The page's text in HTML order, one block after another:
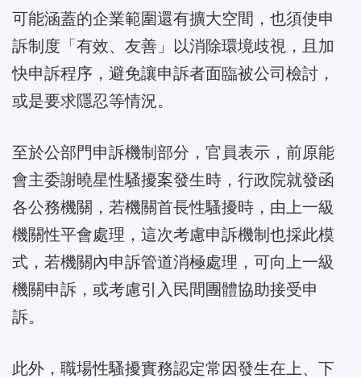
可能涵蓋的企業範圍還有擴大空間，也須使申
訴制度「有效、友善」以消除環境歧視，且加
快申訴程序，避免讓申訴者面臨被公司檢討，
或是要求隱忍等情況。
至於公部門申訴機制部分，官員表示，前原能
會主委謝曉星性騷擾案發生時，行政院就發函
各公務機關，若機關首長性騷擾時，由上一級
機關性平會處理，這次考慮申訴機制也採此模
式，若機關內申訴管道消極處理，可向上一級
機關申訴，或考慮引入民間團體協助接受申
訴。
此外，職場性騷擾實務認定常因發生在上、下